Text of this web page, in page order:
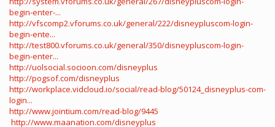
begin-enter-...
http://vfscomp2.vforums.co.uk/general/222/disneypluscom-login-
begin-ente...
http://test800.vforums.co.uk/general/350/disneypluscom-login-
begin-enter...
http://uolsocial.socioon.com/disneyplus
http://pogsof.com/disneyplus
http://workplace.vidcloud.io/social/read-blog/50124_disneyplus-com-
login...
http://www.jointium.com/read-blog/9445
http://www.maanation.com/disneyplus